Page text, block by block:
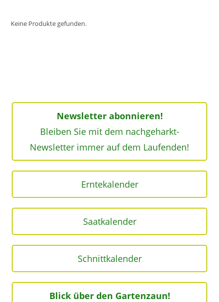
Keine Produkte gefunden.
Newsletter abonnieren!
Bleiben Sie mit dem nachgeharkt-
Newsletter immer auf dem Laufenden!
Erntekalender
Saatkalender
Schnittkalender
Blick über den Gartenzaun!